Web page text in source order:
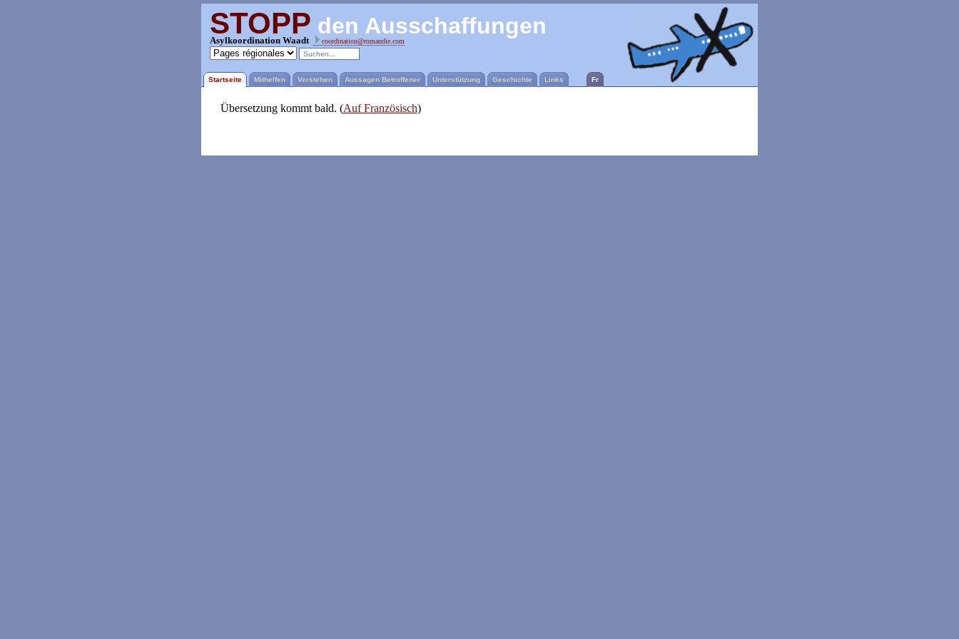
STOPP den Ausschaffungen
Asylkoordination Waadt coordination@romandie.com
Startseite Mithelfen Verstehen Aussagen Betroffener Unterstützung Geschichte Links Fr
Übersetzung kommt bald. (Auf Französisch)